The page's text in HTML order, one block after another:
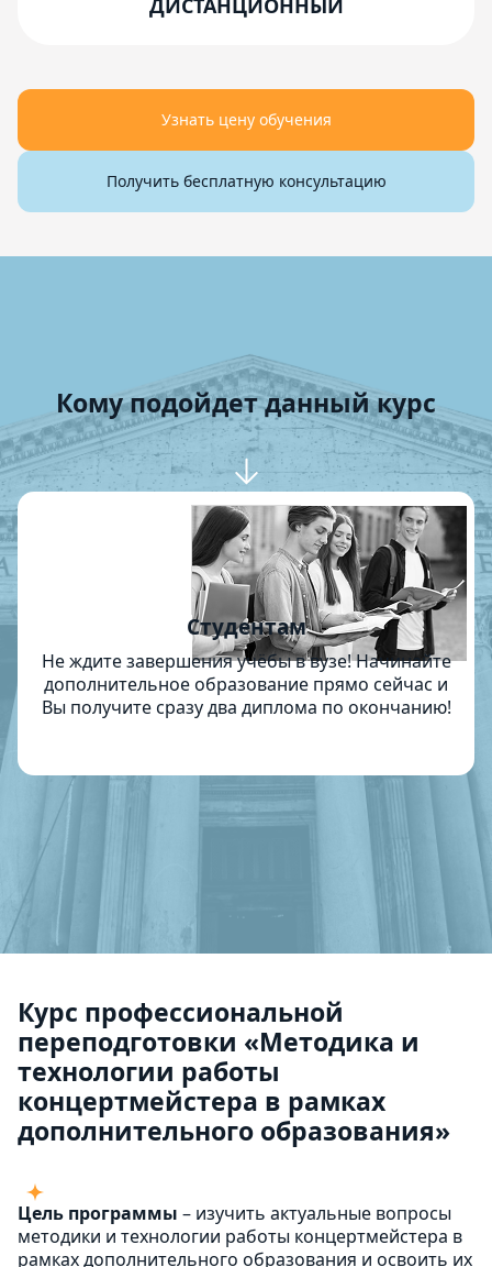
ДИСТАНЦИОННЫЙ
Узнать цену обучения
Получить бесплатную консультацию
Кому подойдет данный курс
Студентам
Не ждите завершения учёбы в вузе! Начинайте
дополнительное образование прямо сейчас и
Вы получите сразу два диплома по окончанию!
Курс профессиональной
переподготовки «Методика и
технологии работы
концертмейстера в рамках
дополнительного образования»
Цель программы – изучить актуальные вопросы
методики и технологии работы концертмейстера в
рамках дополнительного образования и освоить их